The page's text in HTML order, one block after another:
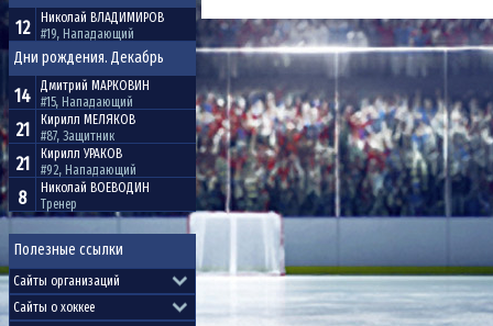
12 Николай ВЛАДИМИРОВ
#19, Нападающий
Дни рождения. Декабрь
14 Дмитрий МАРКОВИН
#15, Нападающий
21 Кирилл МЕЛЯКОВ
#87, Защитник
21 Кирилл УРАКОВ
#92, Нападающий
8 Николай ВОЕВОДИН
Тренер
Полезные ссылки